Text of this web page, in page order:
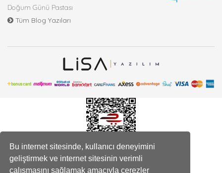
Bu internet sitesinde, kullanıcı deneyimini
geliştirmek ve internet sitesinin verimli
çalışmasını sağlamak amacıyla çerezler
Doğum Günü Pastası
Tüm Blog Yazıları